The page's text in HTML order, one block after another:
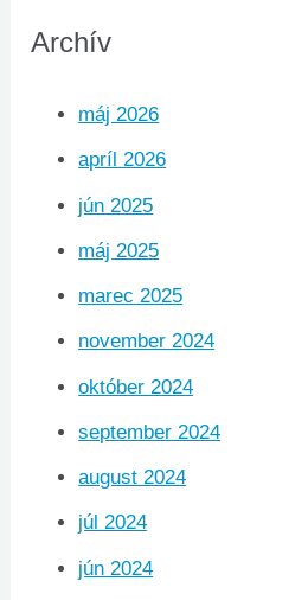
Archív
máj 2026
apríl 2026
jún 2025
máj 2025
marec 2025
november 2024
október 2024
september 2024
august 2024
júl 2024
jún 2024